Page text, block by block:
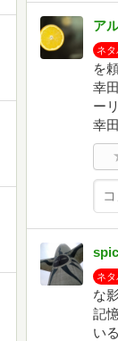
ア
ネタ
を
幸
ー
幸
ネタ
な
記
い